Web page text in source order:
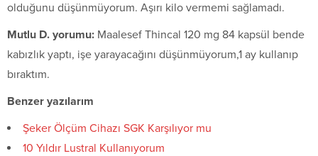
olduğunu düşünmüyorum. Aşırı kilo vermemi sağlamadı.
Mutlu D. yorumu: Maalesef Thincal 120 mg 84 kapsül bende
kabızlık yaptı, işe yarayacağını düşünmüyorum,1 ay kullanıp
bıraktım.
Benzer yazılarım
Şeker Ölçüm Cihazı SGK Karşılıyor mu
10 Yıldır Lustral Kullanıyorum